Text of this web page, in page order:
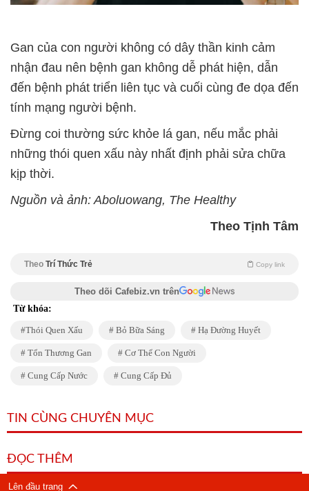
Gan của con người không có dây thần kinh cảm
nhận đau nên bệnh gan không dễ phát hiện, dẫn
đến bệnh phát triển liên tục và cuối cùng đe dọa đến
tính mạng người bệnh.
Đừng coi thường sức khỏe lá gan, nếu mắc phải
những thói quen xấu này nhất định phải sửa chữa
kịp thời.
Nguồn và ảnh: Aboluowang, The Healthy
Theo Tịnh Tâm
Theo Trí Thức Trẻ Copy link
Theo dõi Cafebiz.vn trên
Từ khóa:
Thói Quen Xấu Bỏ Bữa Sáng Hạ Đường Huyết
Tổn Thương Gan Cơ Thể Con Người
Cung Cấp Nước Cung Cấp Đủ
TIN CÙNG CHUYÊN MỤC
ĐỌC THÊM
Lên đầu trang